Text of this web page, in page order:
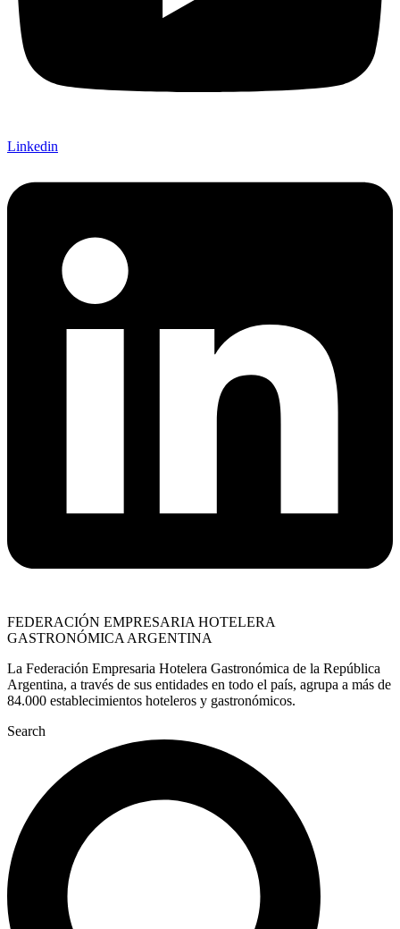
Linkedin
FEDERACIÓN EMPRESARIA HOTELERA
GASTRONÓMICA ARGENTINA
La Federación Empresaria Hotelera Gastronómica de la República
Argentina, a través de sus entidades en todo el país, agrupa a más de
84.000 establecimientos hoteleros y gastronómicos.
Search